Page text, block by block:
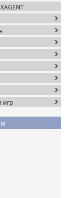
игр